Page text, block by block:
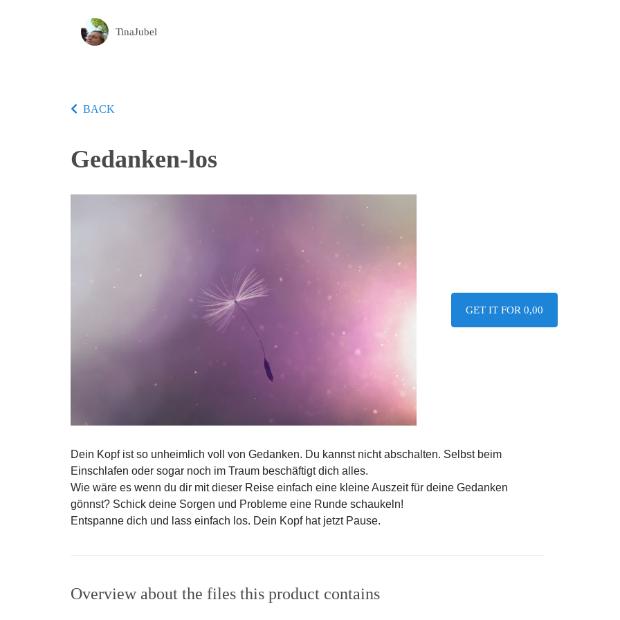
TinaJubel
BACK
Gedanken-los
GET IT FOR 0,00
Dein Kopf ist so unheimlich voll von Gedanken. Du kannst nicht abschalten. Selbst beim
Einschlafen oder sogar noch im Traum beschäftigt dich alles.
Wie wäre es wenn du dir mit dieser Reise einfach eine kleine Auszeit für deine Gedanken
gönnst? Schick deine Sorgen und Probleme eine Runde schaukeln!
Entspanne dich und lass einfach los. Dein Kopf hat jetzt Pause.
Overview about the files this product contains